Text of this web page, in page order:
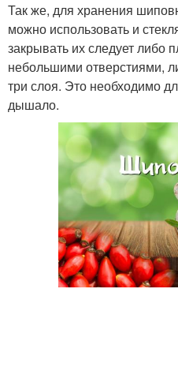
Так же, для хранения
можно использовать и
закрывать их следует либо
небольшими отверстиями,
три слоя. Это необходимо
дышало.